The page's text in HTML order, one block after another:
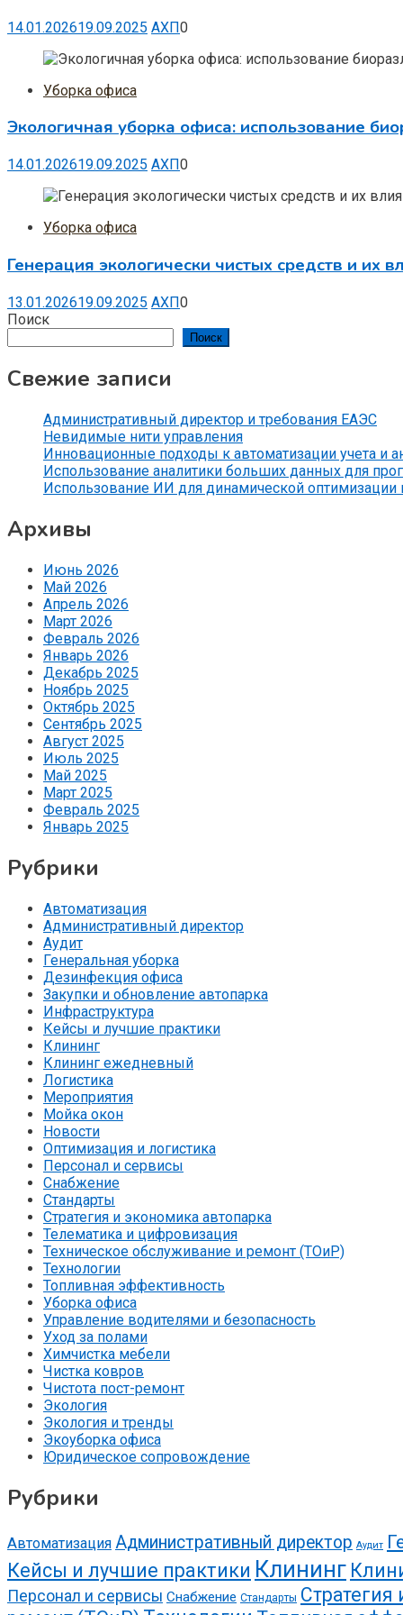
14.01.202619.09.2025 АХП0
Уборка офиса
Экологичная уборка офиса: использование
14.01.202619.09.2025 АХП0
Уборка офиса
Генерация экологически чистых средств и их
13.01.202619.09.2025 АХП0
Поиск
Поиск
Свежие записи
Административный директор и требования ЕАЭС
Невидимые нити управления
Инновационные подходы к автоматизации учета и
Использование аналитики больших данных для
Использование ИИ для динамической
Архивы
Июнь 2026
Май 2026
Апрель 2026
Март 2026
Февраль 2026
Январь 2026
Декабрь 2025
Ноябрь 2025
Октябрь 2025
Сентябрь 2025
Август 2025
Июль 2025
Май 2025
Март 2025
Февраль 2025
Январь 2025
Рубрики
Автоматизация
Административный директор
Аудит
Генеральная уборка
Дезинфекция офиса
Закупки и обновление автопарка
Инфраструктура
Кейсы и лучшие практики
Клининг
Клининг ежедневный
Логистика
Мероприятия
Мойка окон
Новости
Оптимизация и логистика
Персонал и сервисы
Снабжение
Стандарты
Стратегия и экономика автопарка
Телематика и цифровизация
Техническое обслуживание и ремонт (ТОиР)
Технологии
Топливная эффективность
Уборка офиса
Управление водителями и безопасность
Уход за полами
Химчистка мебели
Чистка ковров
Чистота пост-ремонт
Экология
Экология и тренды
Экоуборка офиса
Юридическое сопровождение
Рубрики
Автоматизация Административный директор Аудит
Кейсы и лучшие практики Клининг
Персонал и сервисы Снабжение Стандарты Стратегия